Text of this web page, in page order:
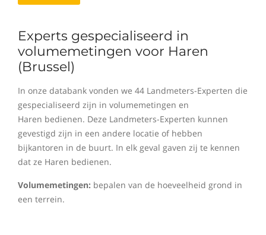
Experts gespecialiseerd in
volumemetingen voor Haren
(Brussel)
In onze databank vonden we 44 Landmeters-Experten die
gespecialiseerd zijn in volumemetingen en
Haren bedienen. Deze Landmeters-Experten kunnen
gevestigd zijn in een andere locatie of hebben
bijkantoren in de buurt. In elk geval gaven zij te kennen
dat ze Haren bedienen.
Volumemetingen: bepalen van de hoeveelheid grond in
een terrein.